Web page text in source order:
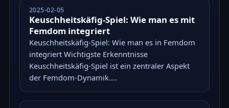
2025-02-05
Keuschheitskäfig-Spiel: Wie man es mit
Femdom integriert
Keuschheitskäfig-Spiel: Wie man es in Femdom
integriert Wichtigste Erkenntnisse
Keuschheitskäfig-Spiel ist ein zentraler Aspekt
der Femdom-Dynamik....